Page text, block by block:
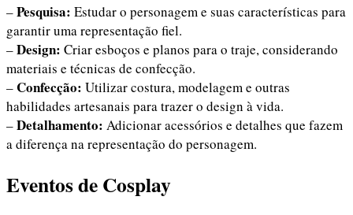
–Pesquisa: Estudar o personagem e suas características para
garantir uma representação fiel.
–Design: Criar esboços e planos para o traje, considerando
materiais e técnicas de confecção.
–Confecção: Utilizar costura, modelagem e outras
habilidades artesanais para trazer o design à vida.
–Detalhamento: Adicionar acessórios e detalhes que fazem
a diferença na representação do personagem.
Eventos de Cosplay